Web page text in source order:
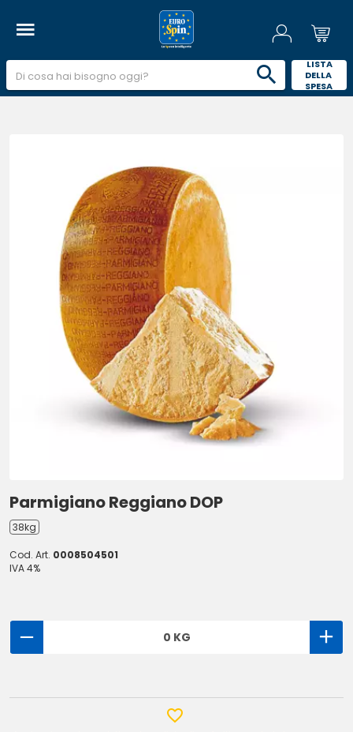
LISTA
DELLA
SPESA
Parmigiano Reggiano DOP
38kg
Cod. Art. 0008504501
IVA 4%
0 KG